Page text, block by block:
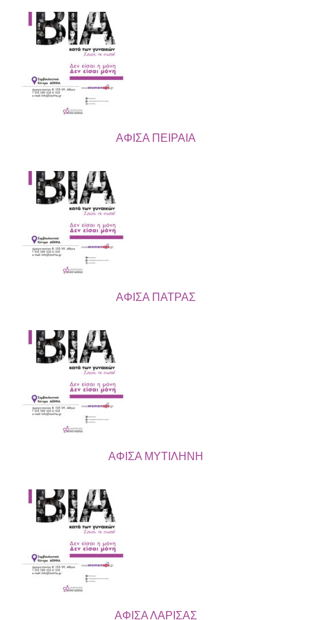
ΑΦΙΣΑ ΠΕΙΡΑΙΑ
ΑΦΙΣΑ ΠΑΤΡΑΣ
ΑΦΙΣΑ ΜΥΤΙΛΗΝΗ
ΑΦΙΣΑ ΛΑΡΙΣΑΣ